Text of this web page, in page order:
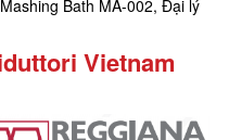
Bath MA-002, Đại lý
Vietnam